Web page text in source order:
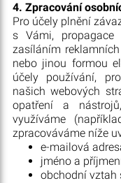
4. Zpracování
Pro účely plnění
s Vámi,
zasíláním
nebo jinou formou
účely používání,
našich webových
opatření a
využíváme
zpracováváme níže
e-mailová
jméno a
obchodní vztah